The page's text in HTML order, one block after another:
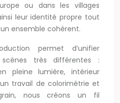
ou dans les villages
leur identité propre tout
ensemble cohérent.
permet d’unifier
très différentes :
pleine lumière, intérieur
travail de colorimétrie et
nous créons un fil